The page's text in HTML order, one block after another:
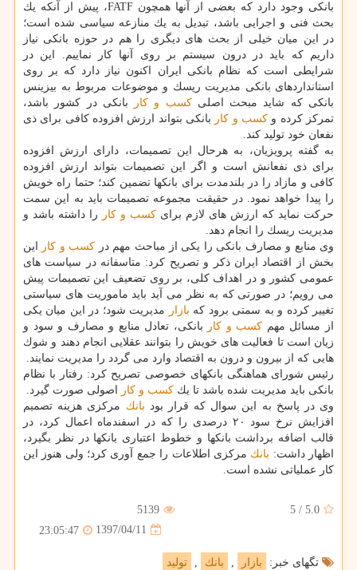
بانكی وجود دارد كه بعضی از آنها همچون FATF، پیش از آنكه یك
بحث فنی و اجرایی باشد، تبدیل به یك منازعه سیاسی شده است؛
در این میان خیلی از بحث های دیگری را هم در حوزه بانكی نیاز
داریم كه باید در درون سیستم بر روی آنها كار نماییم. این در
شرایطی است كه نظام بانكی ایران اكنون نیاز دارد كه بر روی
استانداردهای بانكی مدیریت ریسك و موضوعات مربوط به بیزینس
بانكی كه شاید مبحث اصلیكسب و كار
بانكی در كشور باشد،
تمركز كرده و كسب و كار بانكی بتواند ارزش افزوده كافی برای ذی
نفعان خود تولید كند.
به گفته پرویزیان، به هرحال این تصمیمات، دارای ارزش افزوده
برای ذی نفعانش است و اگر این تصمیمات بتواند ارزش افزوده
كافی و مازاد را در بلندمدت برای بانكها تضمین كند؛ حتما راه خویش
را پیدا خواهد نمود. در حقیقت مجموعه تصمیمات باید به این سمت
حركت نماید كه ارزش های لازم برای كسب و كار
را داشته باشد و
مدیریت ریسك را انجام دهد.
وی منابع و مصارف بانكی را یكی از مباحث مهم در كسب و كار
این
بخش از اقتصاد ایران ذكر و تصریح كرد: متاسفانه در سیاست های
عمومی كشور و در اهداف كلی، بر روی تضعیف این تصمیمات پیش
می رویم؛ در صورتی كه به نظر می آید باید ماموریت های سیاستی
تغییر كرده و به سمتی برود كه بازار
مدیریت شود؛ در این میان یكی
از مسائل مهم كسب و كار
بانكی، تعادل منابع و مصارف و سود و
زیان است تا فعالیت های خویش را بتوانند عقلایی انجام دهند و شوك
هایی كه از بیرون و درون به اقتصاد وارد می گردد را مدیریت نمایند.
رئیس شورای هماهنگی بانكهای خصوصی تصریح كرد: رفتار با نظام
بانكی باید مدیریت شده باشد تا یك كسب و كار
اصولی صورت گیرد.
وی در پاسخ به این سوال كه قرار بود بانك مركزی هزینه تصمیم
افزایش نرخ سود ۲۰ درصدی را كه در اسفندماه اعمال كرد، در
قالب اضافه برداشت بانكها و خطوط اعتباری بانكها در نظر بگیرد،
اظهار داشت: بانك مركزی اطلاعات را جمع آوری كرد؛ ولی هنوز این
كار عملیاتی نشده است.
5.0
/
5
5139
1397/04/11
23:05:47
تگهای خبر: بازار , بانك , تولید